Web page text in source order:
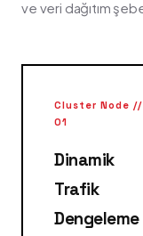
ve veri dağıtım
Cluster Node //
01
Dinamik
Trafik
Dengeleme